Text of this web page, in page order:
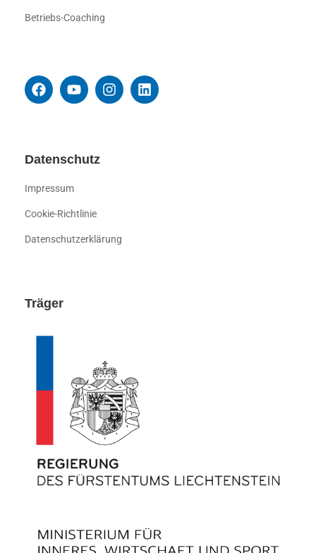
Betriebs-Coaching
Datenschutz
Impressum
Cookie-Richtlinie
Datenschutzerklärung
Träger